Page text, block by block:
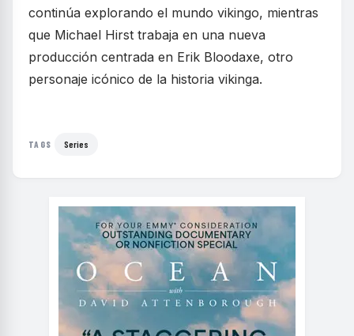
continúa explorando el mundo vikingo, mientras
que Michael Hirst trabaja en una nueva
producción centrada en Erik Bloodaxe, otro
personaje icónico de la historia vikinga.
TAGS Series